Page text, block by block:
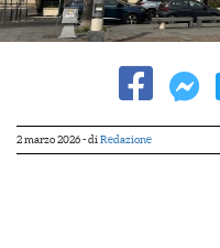
2 marzo 2026- di Redazione